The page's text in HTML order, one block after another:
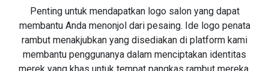
Penting untuk mendapatkan logo salon yang dapat
membantu Anda menonjol dari pesaing. Ide logo penata
rambut menakjubkan yang disediakan di platform kami
membantu penggunanya dalam menciptakan identitas